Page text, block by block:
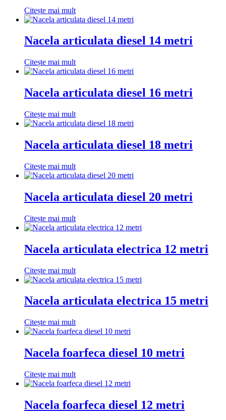
Citește mai mult
Nacela articulata diesel 14 metri
Citește mai mult
Nacela articulata diesel 16 metri
Citește mai mult
Nacela articulata diesel 18 metri
Citește mai mult
Nacela articulata diesel 20 metri
Citește mai mult
Nacela articulata electrica 12 metri
Citește mai mult
Nacela articulata electrica 15 metri
Citește mai mult
Nacela foarfeca diesel 10 metri
Citește mai mult
Nacela foarfeca diesel 12 metri